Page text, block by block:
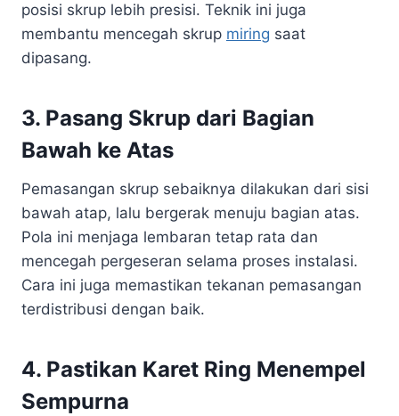
posisi skrup lebih presisi. Teknik ini juga
membantu mencegah skrup miring saat
dipasang.
3. Pasang Skrup dari Bagian
Bawah ke Atas
Pemasangan skrup sebaiknya dilakukan dari sisi
bawah atap, lalu bergerak menuju bagian atas.
Pola ini menjaga lembaran tetap rata dan
mencegah pergeseran selama proses instalasi.
Cara ini juga memastikan tekanan pemasangan
terdistribusi dengan baik.
4. Pastikan Karet Ring Menempel
Sempurna